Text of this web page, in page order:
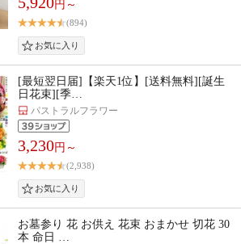
円～
(894)
[最短翌日届]【楽天1位】[送料無料][誕生
日花束][季…
パストラルフラワー
3,230円～
(2,938)
お墓参り 花 お供え 花束 おまかせ 切花 30
本 命日 …